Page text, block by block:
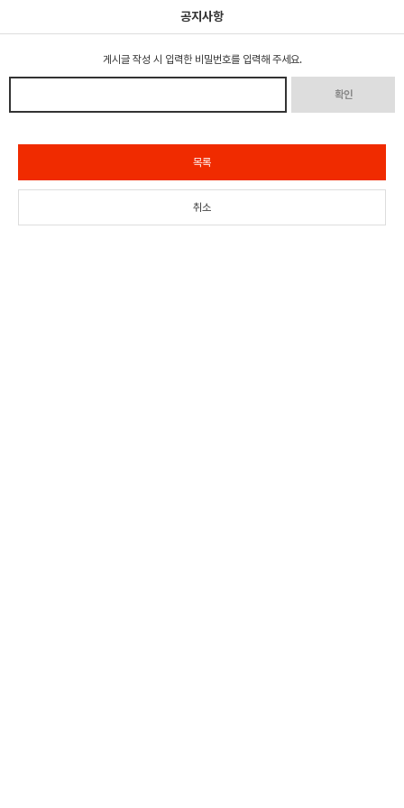
공지사항
게시글 작성 시 입력한 비밀번호를 입력해 주세요.
확인
목록
취소